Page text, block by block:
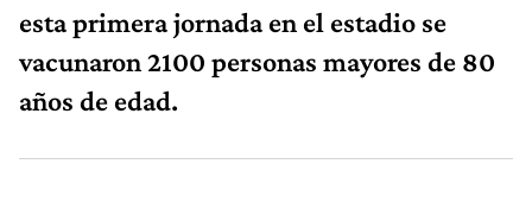
esta primera jornada en el estadio se
vacunaron 2100 personas mayores de 80
años de edad.